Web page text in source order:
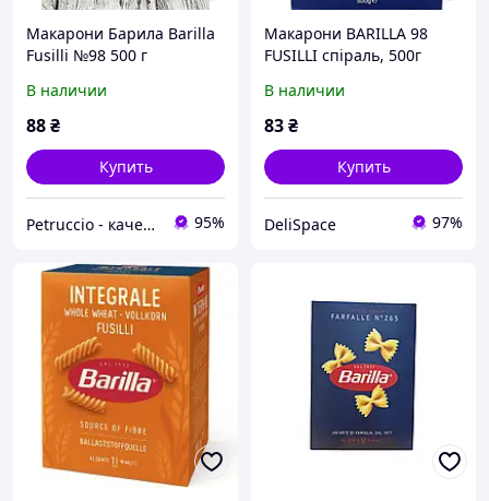
Макарони Барила Barilla
Fusilli №98 500 г
В наличии
88₴
Купить
Petruccio - качество и вкус Европы в вашем доме 95%
Макарони BARILLA 98
FUSILLI спіраль, 500г
В наличии
83₴
Купить
DeliSpace 97%